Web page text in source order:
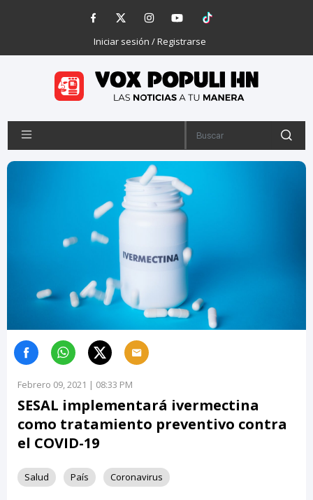
Iniciar sesión / Registrarse
Febrero 09, 2021 | 08:33 PM
SESAL implementará ivermectina
como tratamiento preventivo contra
el COVID-19
Salud País Coronavirus